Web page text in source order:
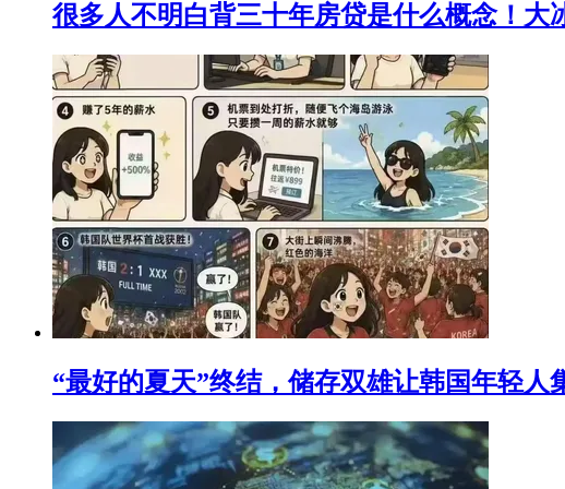
很多人不明白背三十年房贷是什么概念！大
“最好的夏天”终结，储存双雄让韩国年轻人